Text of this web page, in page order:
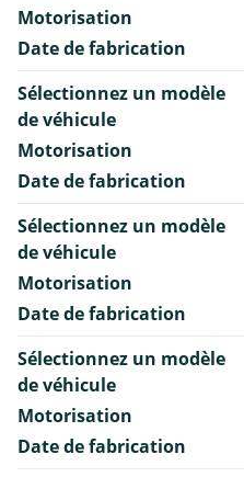
Motorisation
Date de fabrication
Sélectionnez un modèle
de véhicule
Motorisation
Date de fabrication
Sélectionnez un modèle
de véhicule
Motorisation
Date de fabrication
Sélectionnez un modèle
de véhicule
Motorisation
Date de fabrication